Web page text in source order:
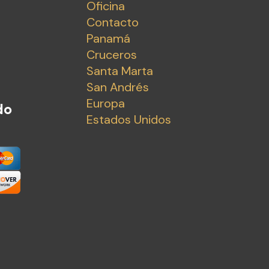
Oficina
Contacto
Panamá
Cruceros
Santa Marta
San Andrés
Europa
Estados Unidos